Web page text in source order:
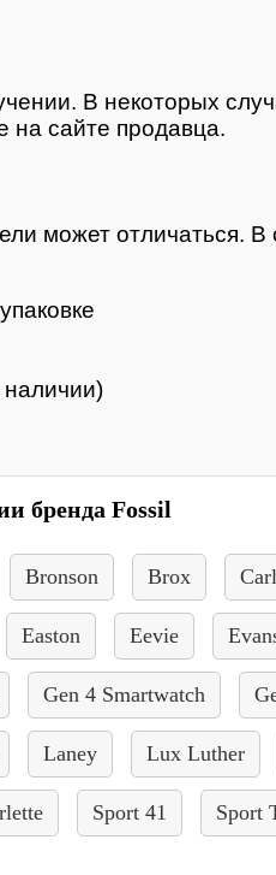
В некоторых
сайте продавца.
может отличаться.
наличии)
бренда Fossil
Bronson Brox
Easton Eevie
Gen 4 Smartwatch
Laney Lux Luther
Sport 41 Sport